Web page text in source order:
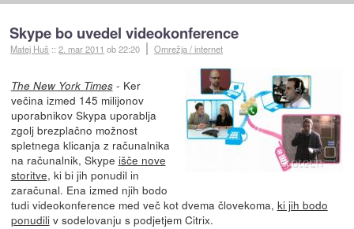
Skype bo uvedel videokonference
Matej Huš ::2. mar 2011 ob 22:20 Omrežja / internet
The New York Times- Ker
večina izmed 145 milijonov
uporabnikov Skypa uporablja
zgolj brezplačno možnost
spletnega klicanja z računalnika
na računalnik, Skype išče nove
storitve, ki bi jih ponudil in
zaračunal. Ena izmed njih bodo
tudi videokonference med več kot dvema človekoma, ki jih bodo
ponudiliv sodelovanju s podjetjem Citrix.